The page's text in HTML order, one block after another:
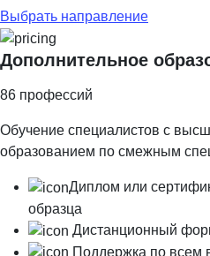
Выбрать направление
Дополнительное
86 профессий
Обучение специалистов с
образованием по смежным
Диплом или
образца
Дистанционный
Поддержка по всем